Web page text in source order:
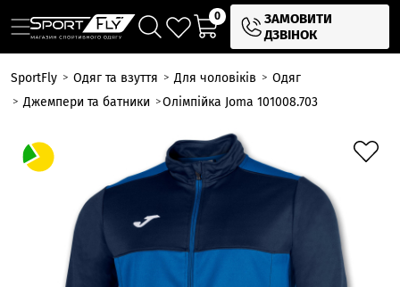
0
ЗАМОВИТИ
ДЗВІНОК
SportFly Одяг та взуття Для чоловіків
Одяг
Джемпери та батники
Олімпійка Joma 101008.703